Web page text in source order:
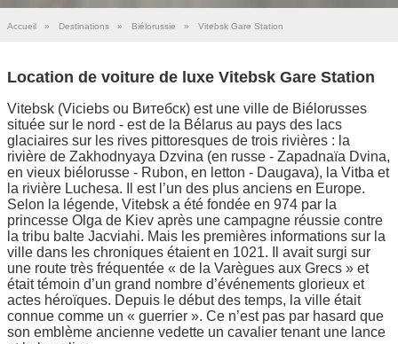
Accueil » Destinations » Biélorussie » Vitebsk Gare Station
Location de voiture de luxe Vitebsk Gare Station
Vitebsk (Viciebs ou Витебск) est une ville de Biélorusses
située sur le nord - est de la Bélarus au pays des lacs
glaciaires sur les rives pittoresques de trois rivières : la
rivière de Zakhodnyaya Dzvina (en russe - Zapadnaïa Dvina,
en vieux biélorusse - Rubon, en letton - Daugava), la Vitba et
la rivière Luchesa. Il est l’un des plus anciens en Europe.
Selon la légende, Vitebsk a été fondée en 974 par la
princesse Olga de Kiev après une campagne réussie contre
la tribu balte Jacviahi. Mais les premières informations sur la
ville dans les chroniques étaient en 1021. Il avait surgi sur
une route très fréquentée « de la Varègues aux Grecs » et
était témoin d’un grand nombre d’événements glorieux et
actes héroïques. Depuis le début des temps, la ville était
connue comme un « guerrier ». Ce n’est pas par hasard que
son emblème ancienne vedette un cavalier tenant une lance